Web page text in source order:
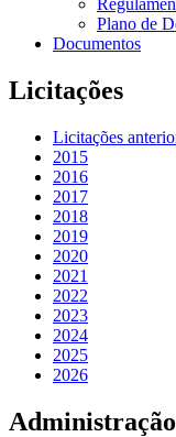
Plano de
Documentos
Licitações
Licitações
2015
2016
2017
2018
2019
2020
2021
2022
2023
2024
2025
2026
Administração